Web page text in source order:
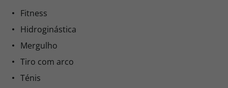
Fitness
Hidroginástica
Mergulho
Tiro com arco
Ténis